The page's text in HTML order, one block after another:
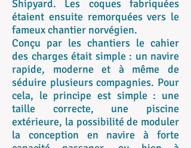
Shipyard. Les coques fabriquées
étaient ensuite remorquées vers le
fameux chantier norvégien.
Conçu par les chantiers le cahier
des charges était simple : un navire
rapide, moderne et à même de
séduire plusieurs compagnies. Pour
cela, le principe est simple : une
taille correcte, une piscine
extérieure, la possibilité de moduler
la conception en navire à forte